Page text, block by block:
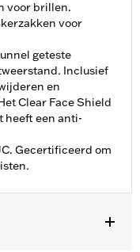
voor brillen.
voor
geteste
Inclusief
en
Clear Face Shield
heeft een anti-
Gecertificeerd om